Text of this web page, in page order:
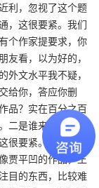
利，忽视了这个题
，这很要紧。我们
个作家提要求，你
看，以为好的，
文水平我不疑，
给你，答应你删
品？实在百分之百
是谁来出版？我
很要紧。三是作品
贾平凹的作品，王
目的东西，比较难